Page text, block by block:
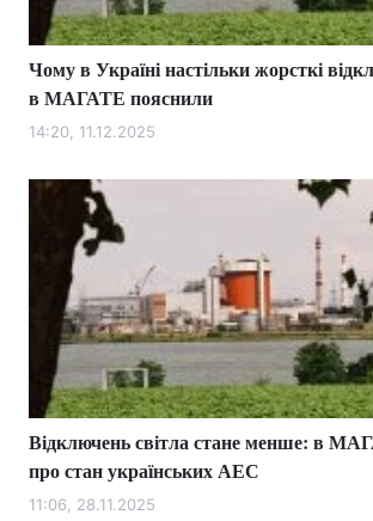
Чому в Україні настільки жорсткі
в МАГАТЕ пояснили
14:20, 11.12.2025
Відключень світла стане менше: в
про стан українських АЕС
11:06, 28.11.2025